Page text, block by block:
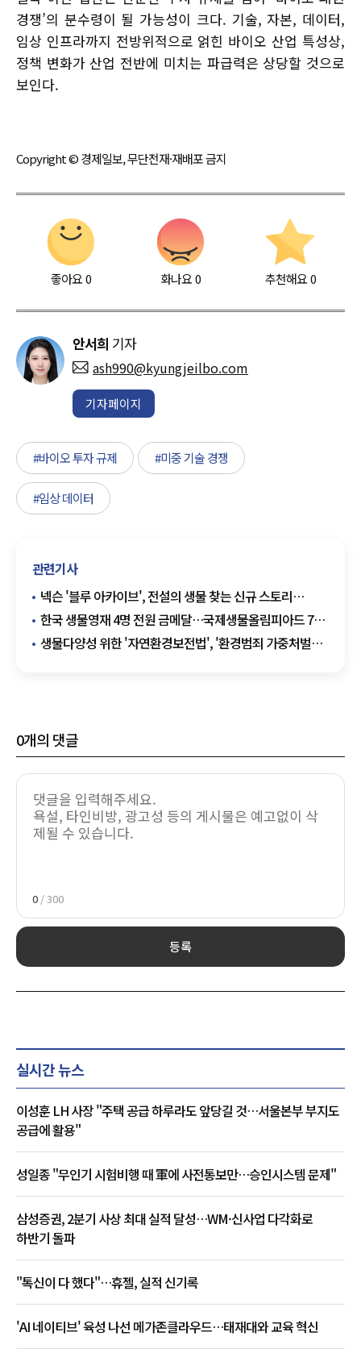
경쟁’의 분수령이 될 가능성이 크다. 기술, 자본, 데이터,
임상 인프라까지 전방위적으로 얽힌 바이오 산업 특성상,
정책 변화가 산업 전반에 미치는 파급력은 상당할 것으로
보인다.
Copyright © 경제일보, 무단전재·재배포 금지
좋아요0 화나요0 추천해요 0
안서희 기자
ash990@kyungjeilbo.com
기자페이지
#바이오 투자 규제 #미중 기술 경쟁
#임상 데이터
관련기사
넥슨 '블루 아카이브', 전설의 생물 찾는 신규 스토리
업데이트
한국 생물영재 4명 전원 금메달…국제생물올림피아드 7년
만
생물다양성 위한 '자연환경보전법', '환경범죄 가중처벌법'
0개의 댓글
0 / 300
등록
실시간 뉴스
이성훈 LH 사장 "주택 공급 하루라도 앞당길 것…서울본부 부지도
공급에 활용"
성일종 "무인기 시험비행 때 軍에 사전통보만…승인시스템 문제"
삼성증권, 2분기 사상 최대 실적 달성…WM·신사업 다각화로
하반기 돌파
"톡신이 다 했다"…휴젤, 실적 신기록
'AI 네이티브' 육성 나선 메가존클라우드…태재대와 교육 혁신